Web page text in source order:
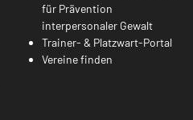
für Prävention
interpersonaler Gewalt
Trainer- & Platzwart-Portal
Vereine finden